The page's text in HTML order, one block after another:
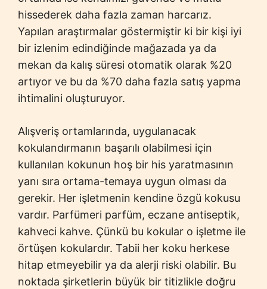
hissederek daha fazla zaman harcarız.
Yapılan araştırmalar göstermiştir ki bir kişi iyi
bir izlenim edindiğinde mağazada ya da
mekan da kalış süresi otomatik olarak %20
artıyor ve bu da %70 daha fazla satış yapma
ihtimalini oluşturuyor.
Alışveriş ortamlarında, uygulanacak
kokulandırmanın başarılı olabilmesi için
kullanılan kokunun hoş bir his yaratmasının
yanı sıra ortama-temaya uygun olması da
gerekir. Her işletmenin kendine özgü kokusu
vardır. Parfümeri parfüm, eczane antiseptik,
kahveci kahve. Çünkü bu kokular o işletme ile
örtüşen kokulardır. Tabii her koku herkese
hitap etmeyebilir ya da alerji riski olabilir. Bu
noktada şirketlerin büyük bir titizlikle doğru